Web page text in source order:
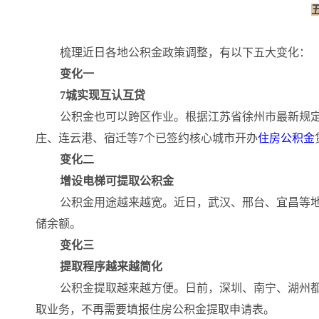
梳理近日各地公积金政策调整，有以下五大变化：
变化一
7城实现互认互贷
公积金也可以跨区作业。根据江苏省徐州市最新规
庄、连云港、宿迁等7个已签约核心城市开办住房公积金
变化二
增设电梯可提取公积金
公积金用途越来越宽。近日，武汉、邢台、宜昌等
储余额。
变化三
提取程序越来越简化
公积金提取越来越方便。日前，深圳、南宁、湖州
取业务，不再需要填报住房公积金提取申请表。